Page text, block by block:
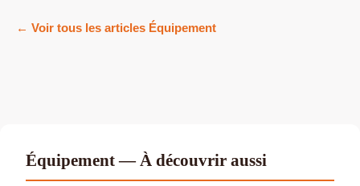
← Voir tous les articles Équipement
Équipement — À découvrir aussi